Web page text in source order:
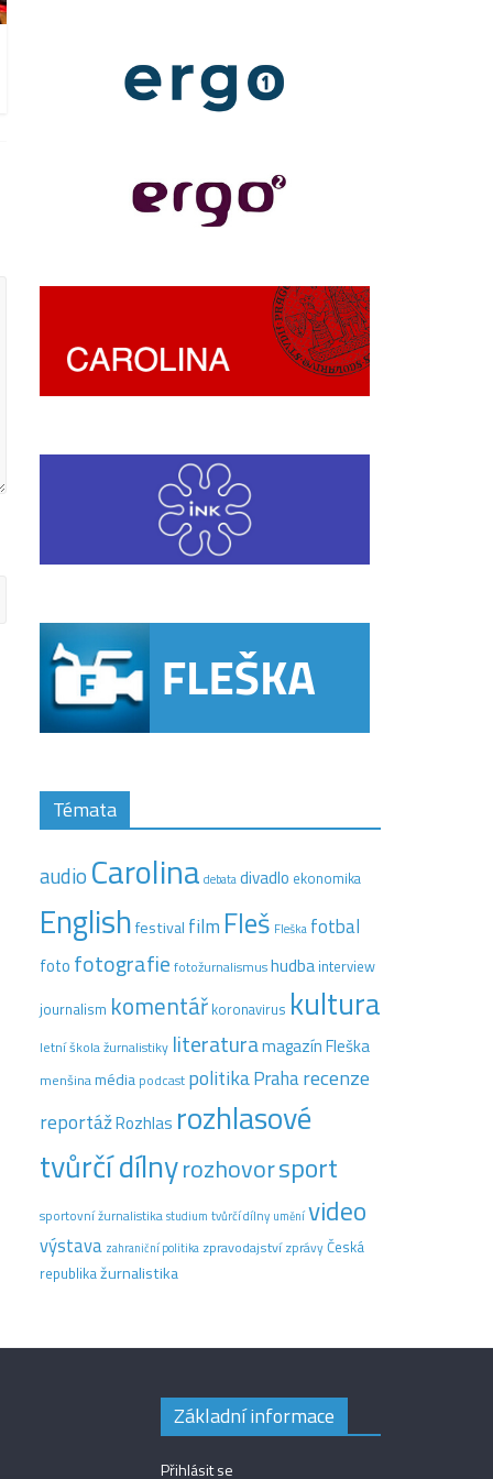
Témata
audio Carolina debatadivadlo ekonomika
Englishfestival film Fleš Fleška fotbal
foto fotografie fotožurnalismushudba interview
journalism komentář koronavirus kultura
letní škola žurnalistiky literaturamagazín Fleška
menšinamédia podcast politikaPraharecenze
reportážRozhlas rozhlasové
tvůrčí dílnyrozhovorsport
sportovní žurnalistikastudium tvůrčí dílny uměnívideo
výstava zahraniční politika zpravodajství zprávyČeská
republikažurnalistika
Základní informace
Přihlásit se